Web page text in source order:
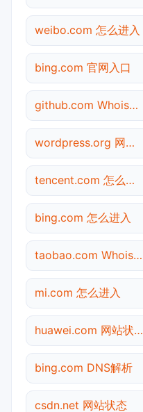
weibo.com 怎么进入
bing.com 官网入口
github.com Whois查询
wordpress.org 网站状态
tencent.com 怎么进入
bing.com 怎么进入
taobao.com Whois查询
mi.com 怎么进入
huawei.com 网站状态
bing.com DNS解析
csdn.net 网站状态